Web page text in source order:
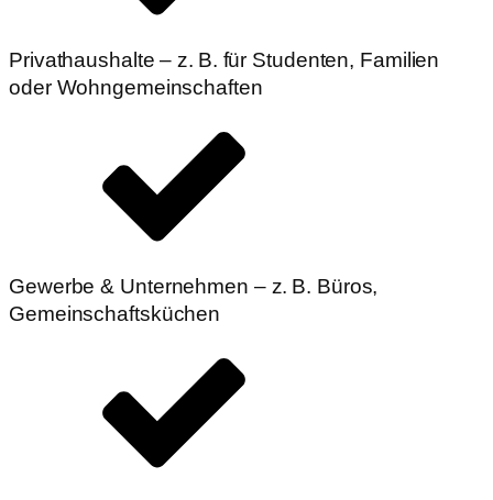
Privathaushalte – z. B. für Studenten, Familien
oder Wohngemeinschaften
Gewerbe & Unternehmen – z. B. Büros,
Gemeinschaftsküchen